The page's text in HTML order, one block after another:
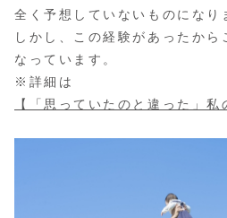
全く予想していないものになり
しかし、この経験があったから
なっています。
※詳細は
【「思っていたのと違った」私